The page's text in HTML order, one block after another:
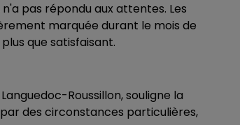
pas répondu aux attentes. Les
marquée durant le mois de
que satisfaisant.
Roussillon, souligne la
des circonstances particulières,